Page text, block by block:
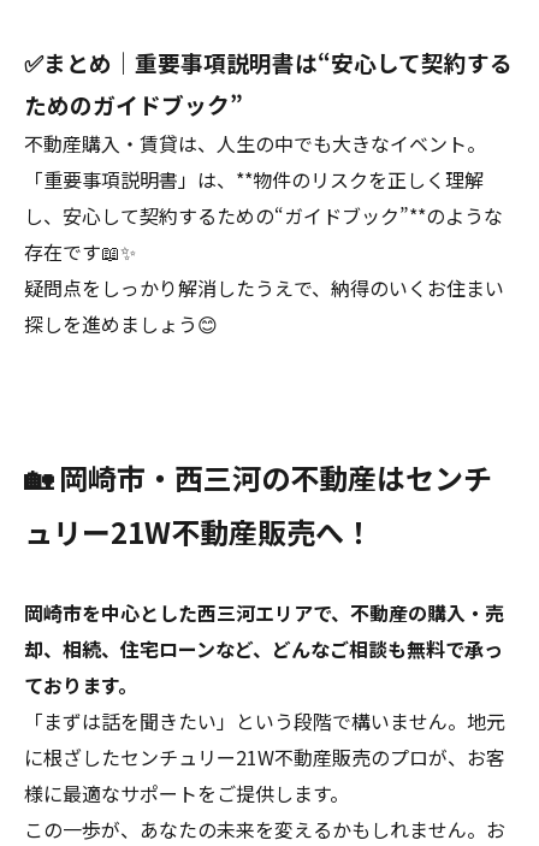
✅まとめ｜重要事項説明書は“安心して契約する
ためのガイドブック”
不動産購入・賃貸は、人生の中でも大きなイベント。
「重要事項説明書」は、**物件のリスクを正しく理解
し、安心して契約するための“ガイドブック”**のような
存在です📖✨
疑問点をしっかり解消したうえで、納得のいくお住まい
探しを進めましょう😊
🏡 岡崎市・西三河の不動産はセンチ
ュリー21W不動産販売へ！
岡崎市を中心とした西三河エリアで、不動産の購入・売
却、相続、住宅ローンなど、どんなご相談も無料で承っ
ております。
「まずは話を聞きたい」という段階で構いません。地元
に根ざしたセンチュリー21W不動産販売のプロが、お客
様に最適なサポートをご提供します。
この一歩が、あなたの未来を変えるかもしれません。お